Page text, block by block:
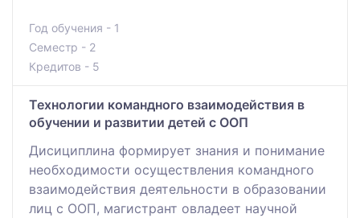
Год обучения - 1
Семестр - 2
Кредитов - 5
Технологии командного взаимодействия в
обучении и развитии детей с ООП
Дисициплина формирует знания и понимание
необходимости осуществления командного
взаимодействия деятельности в образовании
лиц с ООП, магистрант овладеет научной